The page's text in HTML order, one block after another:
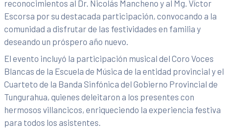
reconocimientos al Dr. Nicolás Mancheno y al Mg. Víctor
Escorsa por su destacada participación, convocando a la
comunidad a disfrutar de las festividades en familia y
deseando un próspero año nuevo.
El evento incluyó la participación musical del Coro Voces
Blancas de la Escuela de Música de la entidad provincial y el
Cuarteto de la Banda Sinfónica del Gobierno Provincial de
Tungurahua, quienes deleitaron a los presentes con
hermosos villancicos, enriqueciendo la experiencia festiva
para todos los asistentes.